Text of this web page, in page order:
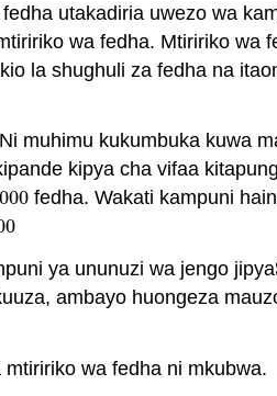
utakadiria uwezo wa
wa fedha. Mtiririko wa
la shughuli za fedha na
muhimu kukumbuka kuwa
kipya cha vifaa
000
000 fedha. Wakati kampuni
ya ununuzi wa jengo jipya
ambayo huongeza
wa fedha ni mkubwa.